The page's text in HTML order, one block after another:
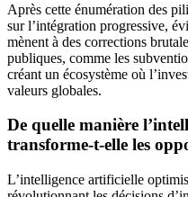
Après cette énumération des
sur l’intégration progressive,
mènent à des corrections
publiques, comme les
créant un écosystème où
valeurs globales.
De quelle manière
transforme-t-elle les
L’intelligence artificielle